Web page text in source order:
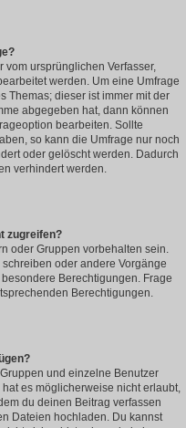
ursprünglichen Verfasser,
werden. Um eine Umfrage
Themas; dieser ist immer mit der
abgegeben hat, dann können
bearbeiten. Sollte
so kann die Umfrage nur noch
oder gelöscht werden. Dadurch
verhindert werden.
zugreifen?
oder Gruppen vorbehalten sein.
oder andere Vorgänge
Berechtigungen. Frage
Berechtigungen.
und einzelne Benutzer
es möglicherweise nicht erlaubt,
du deinen Beitrag verfassen
Dateien hochladen. Du kannst